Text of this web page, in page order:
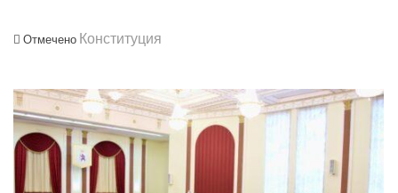
Отмечено Конституция